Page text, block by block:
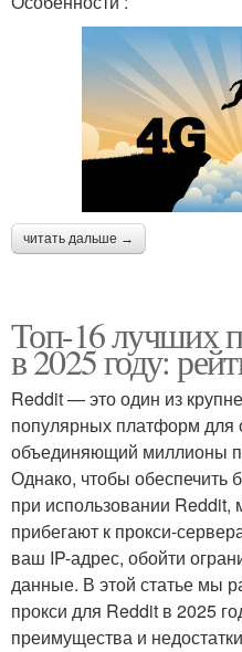
читать дальше →
Топ-16 лучших
в 2025 году:
Reddit — это один из
популярных платформ для
объединяющий миллионы
Однако, чтобы обеспечить
при использовании Reddit,
прибегают к прокси-
ваш IP-адрес, обойти
данные. В этой статье мы
прокси для Reddit в 2025
преимущества и